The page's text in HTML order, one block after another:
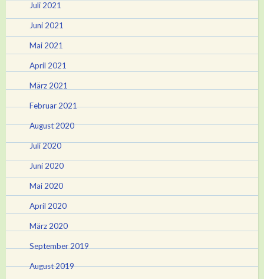
Juli 2021
Juni 2021
Mai 2021
April 2021
März 2021
Februar 2021
August 2020
Juli 2020
Juni 2020
Mai 2020
April 2020
März 2020
September 2019
August 2019